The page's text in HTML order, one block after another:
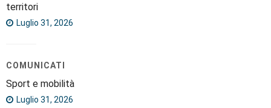
territori
Luglio 31, 2026
COMUNICATI
Sport e mobilità
Luglio 31, 2026